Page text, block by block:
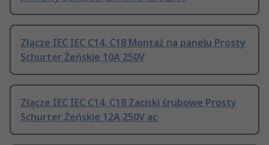
Złącze IEC IEC C14, C18 Montaż na panelu Prosty
Schurter Żeńskie 10A 250V
Złącze IEC IEC C14, C18 Zaciski śrubowe Prosty
Schurter Żeńskie 12A 250V ac